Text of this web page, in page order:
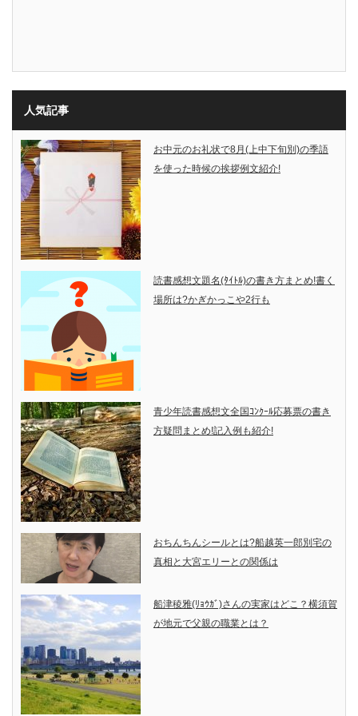
人気記事
お中元のお礼状で8月(上中下旬別)の季語
を使った時候の挨拶例文紹介!
読書感想文題名(ﾀｲﾄﾙ)の書き方まとめ!書く
場所は?かぎかっこや2行も
青少年読書感想文全国ｺﾝｸｰﾙ応募票の書き
方疑問まとめ!記入例も紹介!
おちんちんシールとは?船越英一郎別宅の
真相と大宮エリーとの関係は
船津稜雅(ﾘｮｳｶﾞ)さんの実家はどこ？横須賀
が地元で父親の職業とは？